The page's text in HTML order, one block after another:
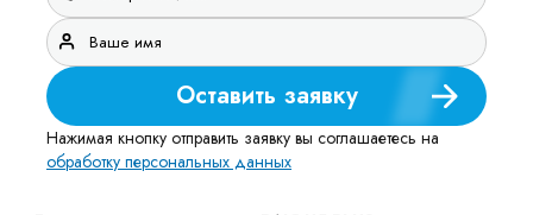
Оставить заявку
Нажимая кнопку отправить заявку вы соглашаетесь на
обработку персональных данных